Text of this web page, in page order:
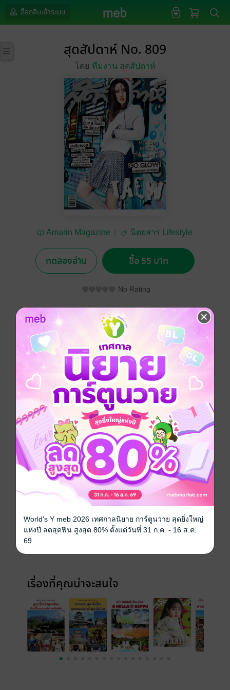
ล็อกอินเข้าระบบ
สุดสัปดาห์ No. 809
โดย ทีมงาน สุดสัปดาห์
Amarin Magazine นิตยสาร Lifestyle
ทดลองอ่าน ซื้อ 55 บาท
No Rating
อยากได้ ซื้อเป็นของขวัญ แชร์
ประเภทไฟล์ pdf
วันที่วางขาย 16 ตุลาคม 2559
ความยาว 156 หน้า
ราคาปก 80 บาท (ประหยัด 31%)
ฉบับย้อนหลัง ดูทั้งหมด
เรื่องที่คุณน่าจะสนใจ
World's Y meb 2026 เทศกาลนิยาย การ์ตูนวาย สุดยิ่งใหญ่
แห่งปี ลดสุดฟิน สูงสุด 80% ตั้งแต่วันที่ 31 ก.ค. - 16 ส.ค.
69